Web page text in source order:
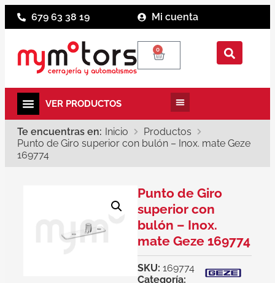
679 63 38 19 Mi cuenta
0
Te encuentras en: Inicio
Productos
Punto de Giro superior con bulón – Inox. mate Geze
169774
Punto de Giro
superior con
bulón – Inox.
mate Geze 169774
SKU: 169774
Categoría: